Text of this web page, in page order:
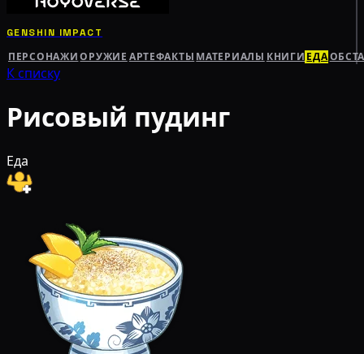
GENSHIN IMPACT
ПЕРСОНАЖИ ОРУЖИЕ АРТЕФАКТЫ МАТЕРИАЛЫ КНИГИ ЕДА
К списку
Рисовый пудинг
Еда